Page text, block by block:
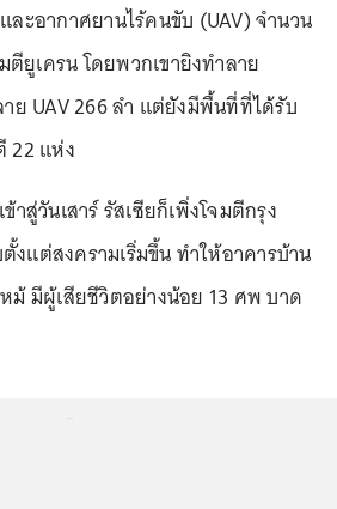
ะอากาศยานไร้คนขับ (UAV) จำนวน
ตียูเครน โดยพวกเขายิงทำลาย
ย UAV 266 ลำ แต่ยังมีพื้นที่ที่ได้รับ
22 แห่ง
าสู่วันเสาร์ รัสเซียก็เพิ่งโจมตีกรุง
แต่สงครามเริ่มขึ้น ทำให้อาคารบ้าน
ม้ มีผู้เสียชีวิตอย่างน้อย 13 ศพ บาด